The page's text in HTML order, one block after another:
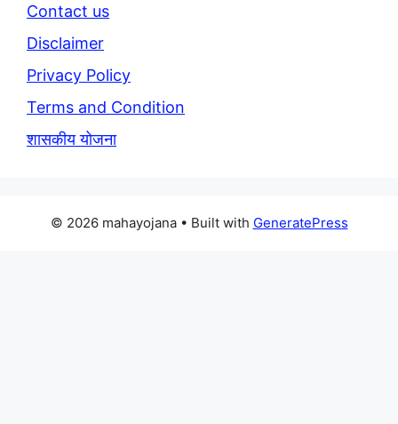
Contact us
Disclaimer
Privacy Policy
Terms and Condition
शासकीय योजना
© 2026 mahayojana• Built with GeneratePress